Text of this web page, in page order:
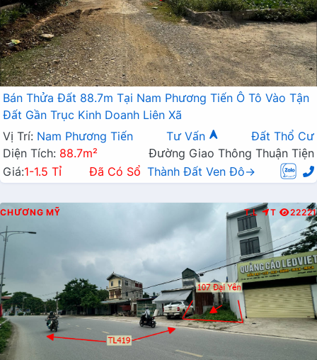
Bán Thửa Đất 88.7m Tại Nam Phương Tiến Ô Tô Vào Tận
Đất Gần Trục Kinh Doanh Liên Xã
Vị Trí: Nam Phương Tiến Tư Vấn
Đất Thổ Cư
Diện Tích: 88.7m²
Đường Giao Thông Thuận Tiện
Giá:1-1.5 Tỉ Đã Có Sổ Thành Đất Ven Đô→
CHƯƠNG MỸ T.L T 22221